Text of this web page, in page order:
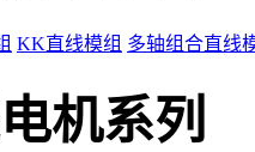
KK直线模组 多轴组合直线
机系列